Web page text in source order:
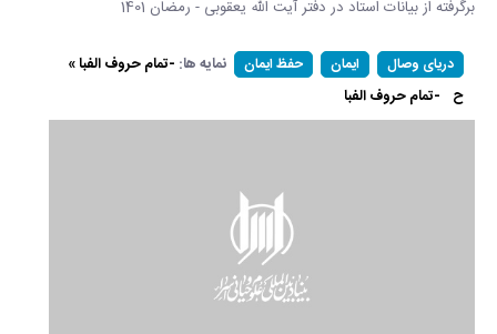
برگرفته از بیانات استاد در دفتر آیت الله یعقوبی - رمضان 1401
دریای وصال ایمان حفظ ایمان نمایه ها: -تمام حروف الفبا »
ح -تمام حروف الفبا